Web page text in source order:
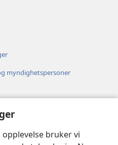
bruker vi
myndighetspersoner